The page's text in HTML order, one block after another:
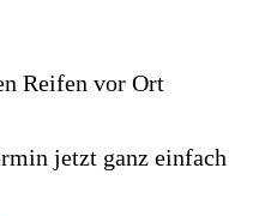
Reifen vor Ort
jetzt ganz einfach